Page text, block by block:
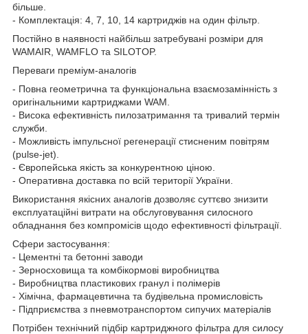
більше.
- Комплектація: 4, 7, 10, 14 картриджів на один фільтр.
Постійно в наявності найбільш затребувані розміри для
WAMAIR, WAMFLO та SILOTOP.
Переваги преміум-аналогів
- Повна геометрична та функціональна взаємозамінність з
оригінальними картриджами WAM.
- Висока ефективність пилозатримання та тривалий термін
служби.
- Можливість імпульсної регенерації стисненим повітрям
(pulse-jet).
- Європейська якість за конкурентною ціною.
- Оперативна доставка по всій території України.
Використання якісних аналогів дозволяє суттєво знизити
експлуатаційні витрати на обслуговування силосного
обладнання без компромісів щодо ефективності фільтрації.
Сфери застосування:
- Цементні та бетонні заводи
- Зерносховища та комбікормові виробництва
- Виробництва пластикових гранул і полімерів
- Хімічна, фармацевтична та будівельна промисловість
- Підприємства з пневмотранспортом сипучих матеріалів
Потрібен технічний підбір картриджного фільтра для силосу